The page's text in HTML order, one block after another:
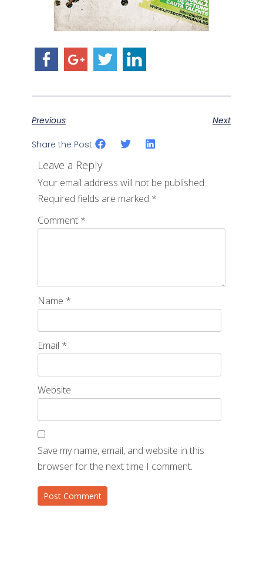
Previous Next
Share the Post:
Leave a Reply
Your email address will not be published.
Required fields are marked *
Comment *
Name *
Email *
Website
Save my name, email, and website in this
browser for the next time I comment.